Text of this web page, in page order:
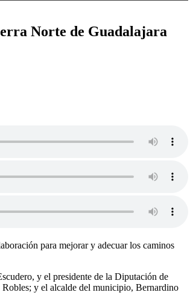
Norte de Guadalajara
para mejorar y adecuar los caminos
y el presidente de la Diputación de
Robles; y el alcalde del municipio, Bernardino